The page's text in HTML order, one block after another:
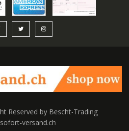
Reserved by Bescht-Trading
versand.ch